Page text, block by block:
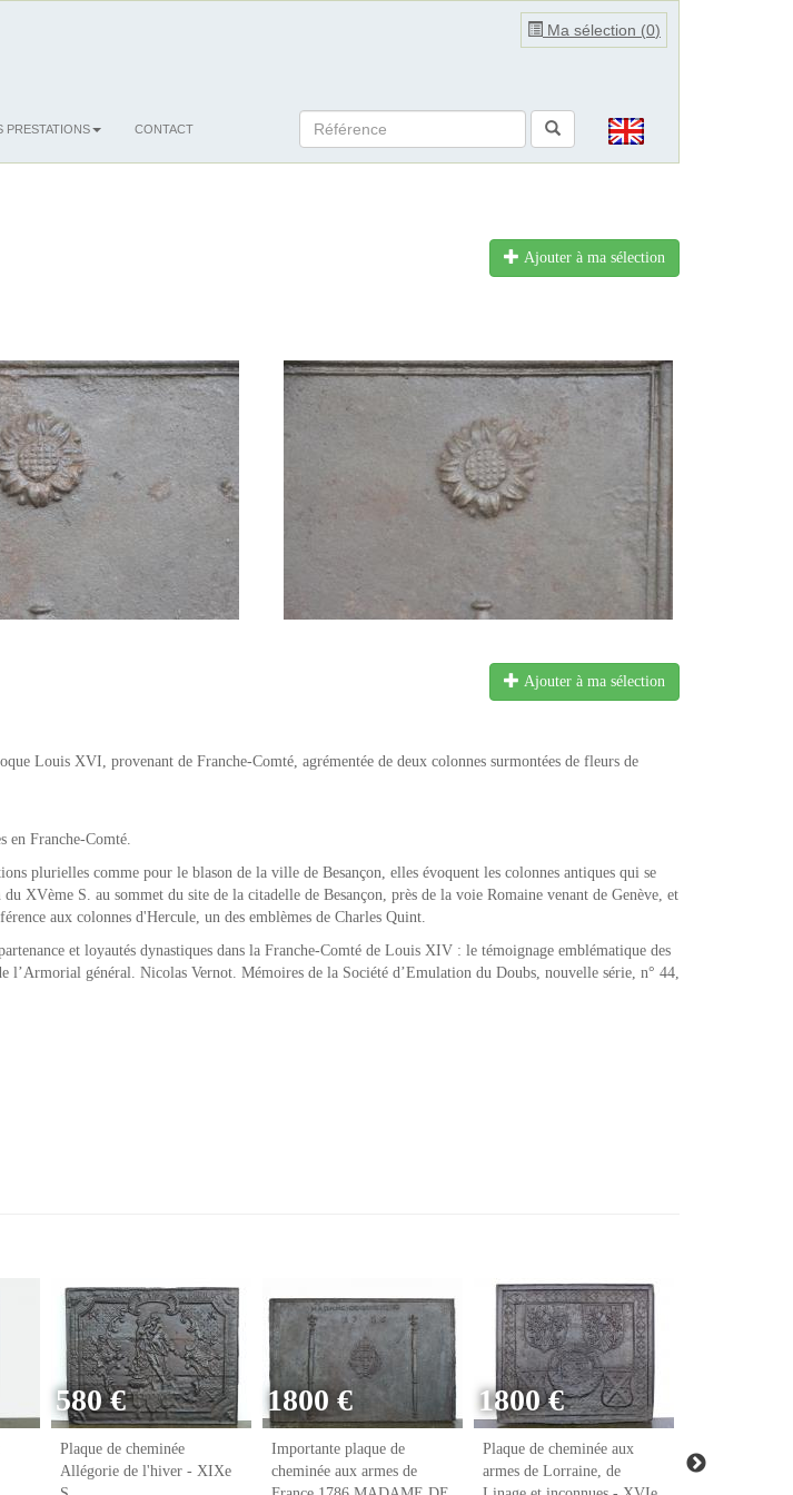
Ma sélection (0)
PRESTATIONS CONTACT
Ajouter à ma sélection
Ajouter à ma sélection
Louis XVI, provenant de Franche-Comté, agrémentée de deux colonnes surmontées de fleurs de
en Franche-Comté.
plurielles comme pour le blason de la ville de Besançon, elles évoquent les colonnes antiques qui se
XVème S. au sommet du site de la citadelle de Besançon, près de la voie Romaine venant de Genève, et
aux colonnes d'Hercule, un des emblèmes de Charles Quint.
et loyautés dynastiques dans la Franche-Comté de Louis XIV : le témoignage emblématique des
l’Armorial général. Nicolas Vernot. Mémoires de la Société d’Emulation du Doubs, nouvelle série, n° 44,
580 €
Plaque de cheminée
Allégorie de l'hiver - XIXe
1800 €
Importante plaque de
cheminée aux armes de
1800 €
Plaque de cheminée aux
armes de Lorraine, de
Plaque de
armes de